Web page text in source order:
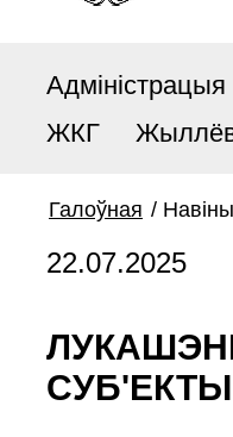
Адміністрацыя
ЖКГ
Галоўная /
22.07.2025